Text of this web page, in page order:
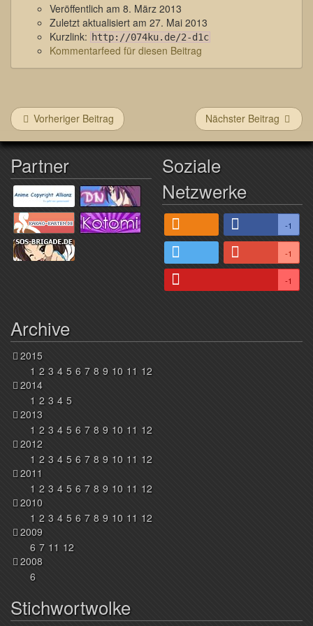
Veröffentlich am 8. März 2013
Zuletzt aktualisiert am 27. Mai 2013
Kurzlink: http://074ku.de/2-d1c
Kommentarfeed für diesen Beitrag
Vorheriger Beitrag Nächster Beitrag
Partner
Soziale
Netzwerke
-1
-1
-1
Archive
2015
1 2 3 4 5 6 7 8 9 10 11 12
2014
1 2 3 4 5
2013
1 2 3 4 5 6 7 8 9 10 11 12
2012
1 2 3 4 5 6 7 8 9 10 11 12
2011
1 2 3 4 5 6 7 8 9 10 11 12
2010
1 2 3 4 5 6 7 8 9 10 11 12
2009
6 7 11 12
2008
6
Stichwortwolke